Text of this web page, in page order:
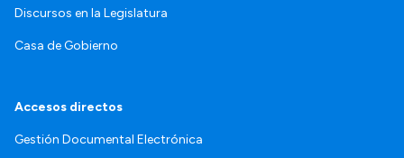
Discursos en la Legislatura
Casa de Gobierno
Accesos directos
Gestión Documental Electrónica